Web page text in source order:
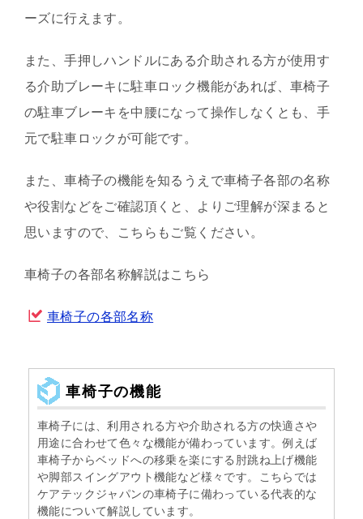
ーズに行えます。
また、手押しハンドルにある介助される方が使用す
る介助ブレーキに駐車ロック機能があれば、車椅子
の駐車ブレーキを中腰になって操作しなくとも、手
元で駐車ロックが可能です。
また、車椅子の機能を知るうえで車椅子各部の名称
や役割などをご確認頂くと、よりご理解が深まると
思いますので、こちらもご覧ください。
車椅子の各部名称解説はこちら
車椅子の各部名称
車椅子の機能
車椅子には、利用される方や介助される方の快適さや
用途に合わせて色々な機能が備わっています。例えば
車椅子からベッドへの移乗を楽にする肘跳ね上げ機能
や脚部スイングアウト機能など様々です。こちらでは
ケアテックジャパンの車椅子に備わっている代表的な
機能について解説しています。